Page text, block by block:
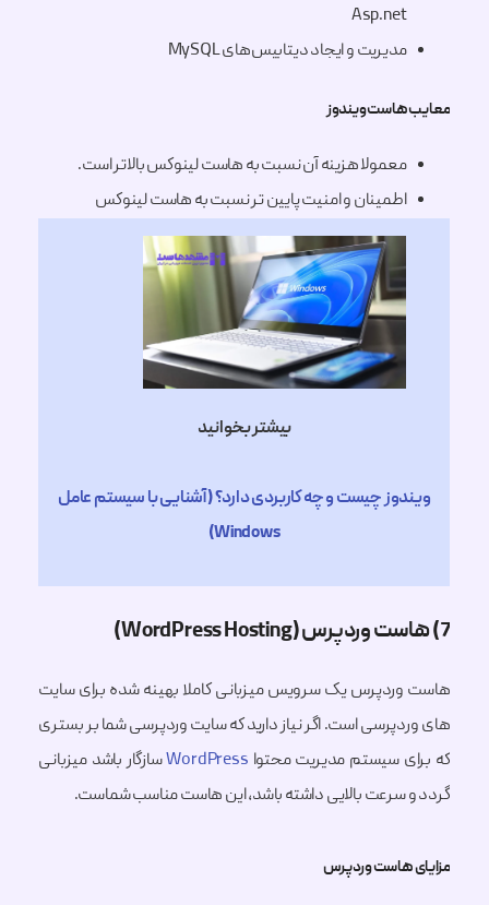
مدیریت و ایجاد دیتابیس‌های MySQL
ویندوز
معمولا هزینه آن نسبت به هاست لینوکس بالاتر است.
اطمینان و امنیت پایین تر نسبت به هاست لینوکس
بیشتر بخوانید
چیست و چه کاربردی دارد؟ (آشنایی با سیستم عامل
یک سرویس میزبانی کاملا بهینه شده برای سایت
است. اگر نیاز دارید که سایت وردپرسی شما بر بستری
سیستم مدیریت محتواWordPressسازگار باشد میزبانی
سرعت بالایی داشته باشد، این هاست مناسب شماست.
هاست وردپرس